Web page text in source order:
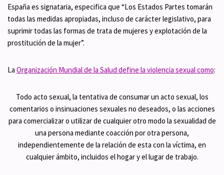
España es signataria, especifica que “Los Estados Partes tomarán
todas las medidas apropiadas, incluso de carácter legislativo, para
suprimir todas las formas de trata de mujeres y explotación de la
prostitución de la mujer”.
La Organización Mundial de la Salud define la violencia sexual como:
Todo acto sexual, la tentativa de consumar un acto sexual, los
comentarios o insinuaciones sexuales no deseados, o las acciones
para comercializar o utilizar de cualquier otro modo la sexualidad de
una persona mediante coacción por otra persona,
independientemente de la relación de esta con la víctima, en
cualquier ámbito, incluidos el hogar y el lugar de trabajo.